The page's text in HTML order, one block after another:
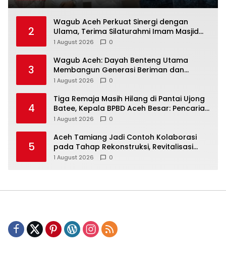
2
Wagub Aceh Perkuat Sinergi dengan
Ulama, Terima Silaturahmi Imam Masjid
Raya Baiturrahman
1 August 2026 0
3
Wagub Aceh: Dayah Benteng Utama
Membangun Generasi Beriman dan
Berakhlak
1 August 2026 0
4
Tiga Remaja Masih Hilang di Pantai Ujong
Batee, Kepala BPBD Aceh Besar: Pencarian
Terus Dimaksimalkan
1 August 2026 0
5
Aceh Tamiang Jadi Contoh Kolaborasi
pada Tahap Rekonstruksi, Revitalisasi
Sekolah Dipercepat Libatkan Masyarakat
1 August 2026 0